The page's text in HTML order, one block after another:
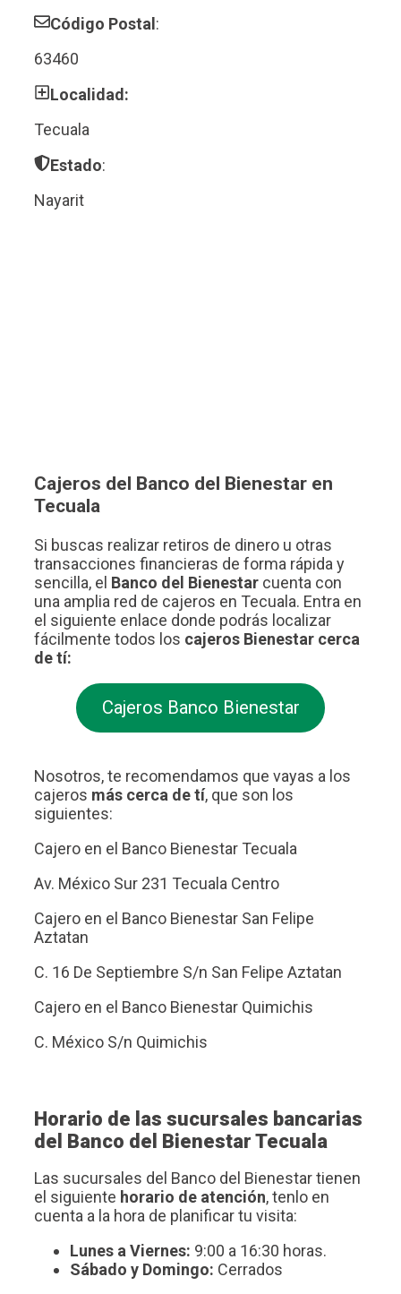
Código Postal:
63460
Localidad:
Tecuala
Estado:
Nayarit
Cajeros del Banco del Bienestar en
Tecuala
Si buscas realizar retiros de dinero u otras
transacciones financieras de forma rápida y
sencilla, el Banco del Bienestar cuenta con
una amplia red de cajeros en Tecuala. Entra en
el siguiente enlace donde podrás localizar
fácilmente todos los cajeros Bienestar cerca
de tí:
Cajeros Banco Bienestar
Nosotros, te recomendamos que vayas a los
cajeros más cerca de tí, que son los
siguientes:
Cajero en el Banco Bienestar Tecuala
Av. México Sur 231 Tecuala Centro
Cajero en el Banco Bienestar San Felipe
Aztatan
C. 16 De Septiembre S/n San Felipe Aztatan
Cajero en el Banco Bienestar Quimichis
C. México S/n Quimichis
Horario de las sucursales bancarias
del Banco del Bienestar Tecuala
Las sucursales del Banco del Bienestar tienen
el siguiente horario de atención, tenlo en
cuenta a la hora de planificar tu visita:
Lunes a Viernes: 9:00 a 16:30 horas.
Sábado y Domingo: Cerrados